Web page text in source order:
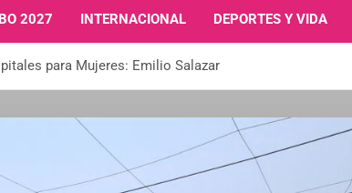
2027 INTERNACIONAL DEPORTES Y VIDA
para Mujeres: Emilio Salazar